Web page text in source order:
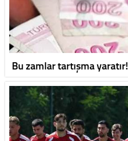
Bu zamlar tartışma yaratır!